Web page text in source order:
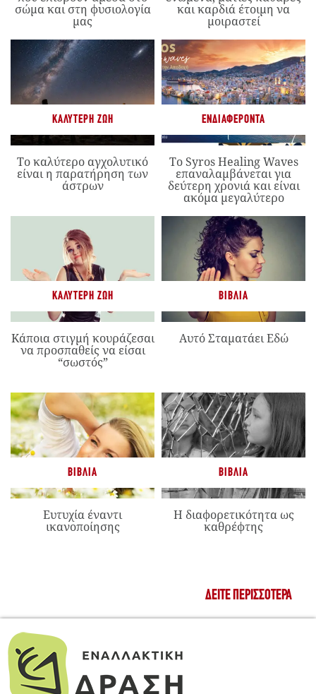
σώμα και στη φυσιολογία
μας
και καρδιά έτοιμη να
μοιραστεί
ΚΑΛΎΤΕΡΗ ΖΩΉ
Το καλύτερο αγχολυτικό
είναι η παρατήρηση των
άστρων
ΕΝΔΙΑΦΈΡΟΝΤΑ
Το Syros Healing Waves
επαναλαμβάνεται για
δεύτερη χρονιά και είναι
ακόμα μεγαλύτερο
ΚΑΛΎΤΕΡΗ ΖΩΉ
Κάποια στιγμή κουράζεσαι
να προσπαθείς να είσαι
“σωστός”
ΒΙΒΛΊΑ
Αυτό Σταματάει Εδώ
ΒΙΒΛΊΑ
Ευτυχία έναντι
ικανοποίησης
ΒΙΒΛΊΑ
Η διαφορετικότητα ως
καθρέφτης
ΔΕΊΤΕ ΠΕΡΙΣΣΌΤΕΡΑ